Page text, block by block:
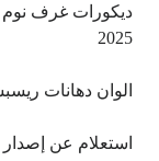
2025
الوان دهانات ريسبشن 2024 الوان دهانات
استعلام عن